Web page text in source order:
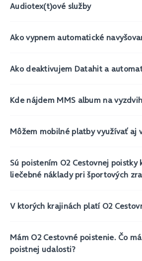
Audiotex(t)ové služby
Ako vypnem automatické
Ako deaktivujem Datahit a
Kde nájdem MMS album na
Môžem mobilné platby využívať aj
Sú poistením O2 Cestovnej
liečebné náklady pri športových
V ktorých krajinách platí O2
Mám O2 Cestovné poistenie. Čo
poistnej udalosti?